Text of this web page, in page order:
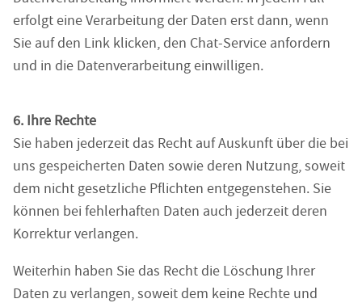
erfolgt eine Verarbeitung der Daten erst dann, wenn
Sie auf den Link klicken, den Chat-Service anfordern
und in die Datenverarbeitung einwilligen.
6. Ihre Rechte
Sie haben jederzeit das Recht auf Auskunft über die bei
uns gespeicherten Daten sowie deren Nutzung, soweit
dem nicht gesetzliche Pflichten entgegenstehen. Sie
können bei fehlerhaften Daten auch jederzeit deren
Korrektur verlangen.
Weiterhin haben Sie das Recht die Löschung Ihrer
Daten zu verlangen, soweit dem keine Rechte und